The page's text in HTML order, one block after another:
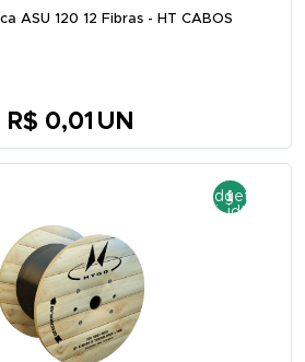
ASU 120 12 Fibras - HT CABOS
R$ 0,01 UN